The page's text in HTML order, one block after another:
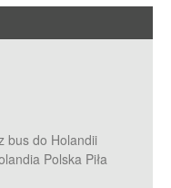
bus do Holandii
Polska Piła